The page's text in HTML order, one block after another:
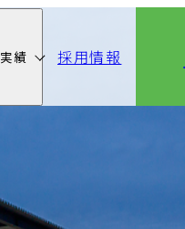
実績 採用情報